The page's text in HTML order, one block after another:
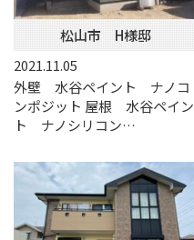
松山市 H様邸
2021.11.05
外壁 水谷ペイント ナノコ
ンポジット 屋根 水谷ペイン
ト ナノシリコン…